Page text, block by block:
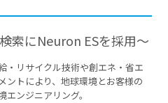
索にNeuron ESを採用～
・リサイクル技術や創エネ・省エ
ントにより、地球環境とお客様の
ンジニアリング。